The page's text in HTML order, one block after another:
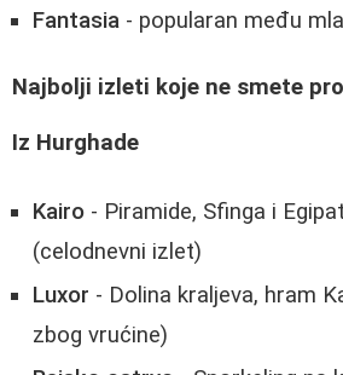
Fantasia - popularan među
Najbolji izleti koje ne smete
Iz Hurghade
Kairo - Piramide, Sfinga i
(celodnevni izlet)
Luxor - Dolina kraljeva, hram
zbog vrućine)